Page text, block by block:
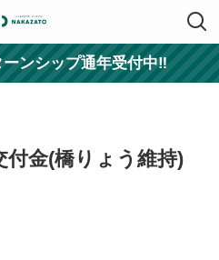
ンシップ通年受付中‼
付金(橋りょう維持)